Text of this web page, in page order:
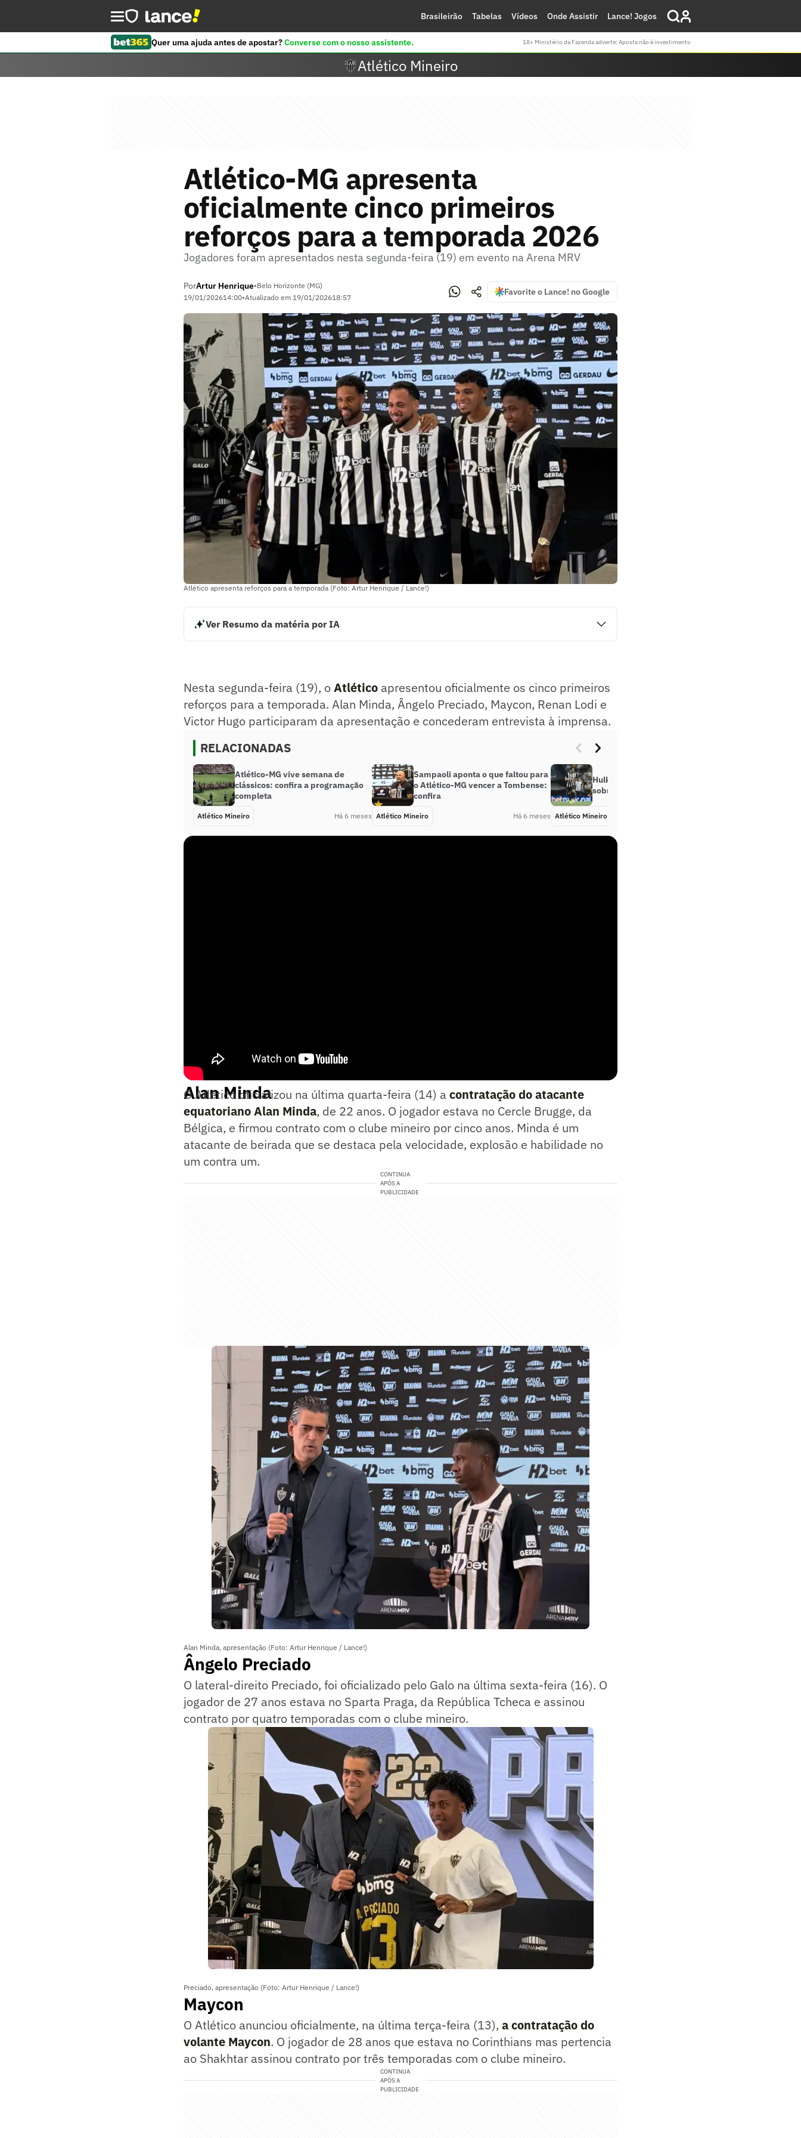
Brasileirão Tabelas Vídeos Onde Assistir Lance! Jogos
Quer uma ajuda antes de apostar?Converse com o nosso assistente. 18+ Ministério da Fazenda adverte: Aposta não é investimento
Atlético Mineiro
Atlético-MG apresenta
oficialmente cinco primeiros
reforços para a temporada 2026
Jogadores foram apresentados nesta segunda-feira (19) em evento na Arena MRV
PorArtur Henrique•Belo Horizonte (MG)
19/01/202614:00•Atualizado em 19/01/202618:57
Favorite o Lance! no Google
Atlético apresenta reforços para a temporada (Foto: Artur Henrique / Lance!)
Ver Resumo da matéria por IA
Nesta segunda-feira (19), oAtlético apresentou oficialmente os cinco primeiros
reforços para a temporada. Alan Minda, Ângelo Preciado, Maycon, Renan Lodi e
Victor Hugo participaram da apresentação e concederam entrevista à imprensa.
RELACIONADAS
Atlético-MG vive semana de
clássicos: confira a programação
completa
Atlético Mineiro Há 6 meses
Sampaoli aponta o que faltou para
o Atlético-MG vencer a Tombense:
confira
Atlético Mineiro Há 6 meses
Hulk projeta temporada e fala
sobre permanência no Atlético-MG
Atlético Mineiro
Alan Minda
O Atlético oficializou na última quarta-feira (14) a contratação do atacante
equatoriano Alan Minda, de 22 anos. O jogador estava no Cercle Brugge, da
Bélgica, e firmou contrato com o clube mineiro por cinco anos. Minda é um
atacante de beirada que se destaca pela velocidade, explosão e habilidade no
um contra um.
CONTINUA
APÓS A
PUBLICIDADE
Alan Minda, apresentação (Foto: Artur Henrique / Lance!)
Ângelo Preciado
O lateral-direito Preciado, foi oficializado pelo Galo na última sexta-feira (16). O
jogador de 27 anos estava no Sparta Praga, da República Tcheca e assinou
contrato por quatro temporadas com o clube mineiro.
Preciado, apresentação (Foto: Artur Henrique / Lance!)
Maycon
O Atlético anunciou oficialmente, na última terça-feira (13), a contratação do
volante Maycon. O jogador de 28 anos que estava no Corinthians mas pertencia
ao Shakhtar assinou contrato por três temporadas com o clube mineiro.
CONTINUA
APÓS A
PUBLICIDADE